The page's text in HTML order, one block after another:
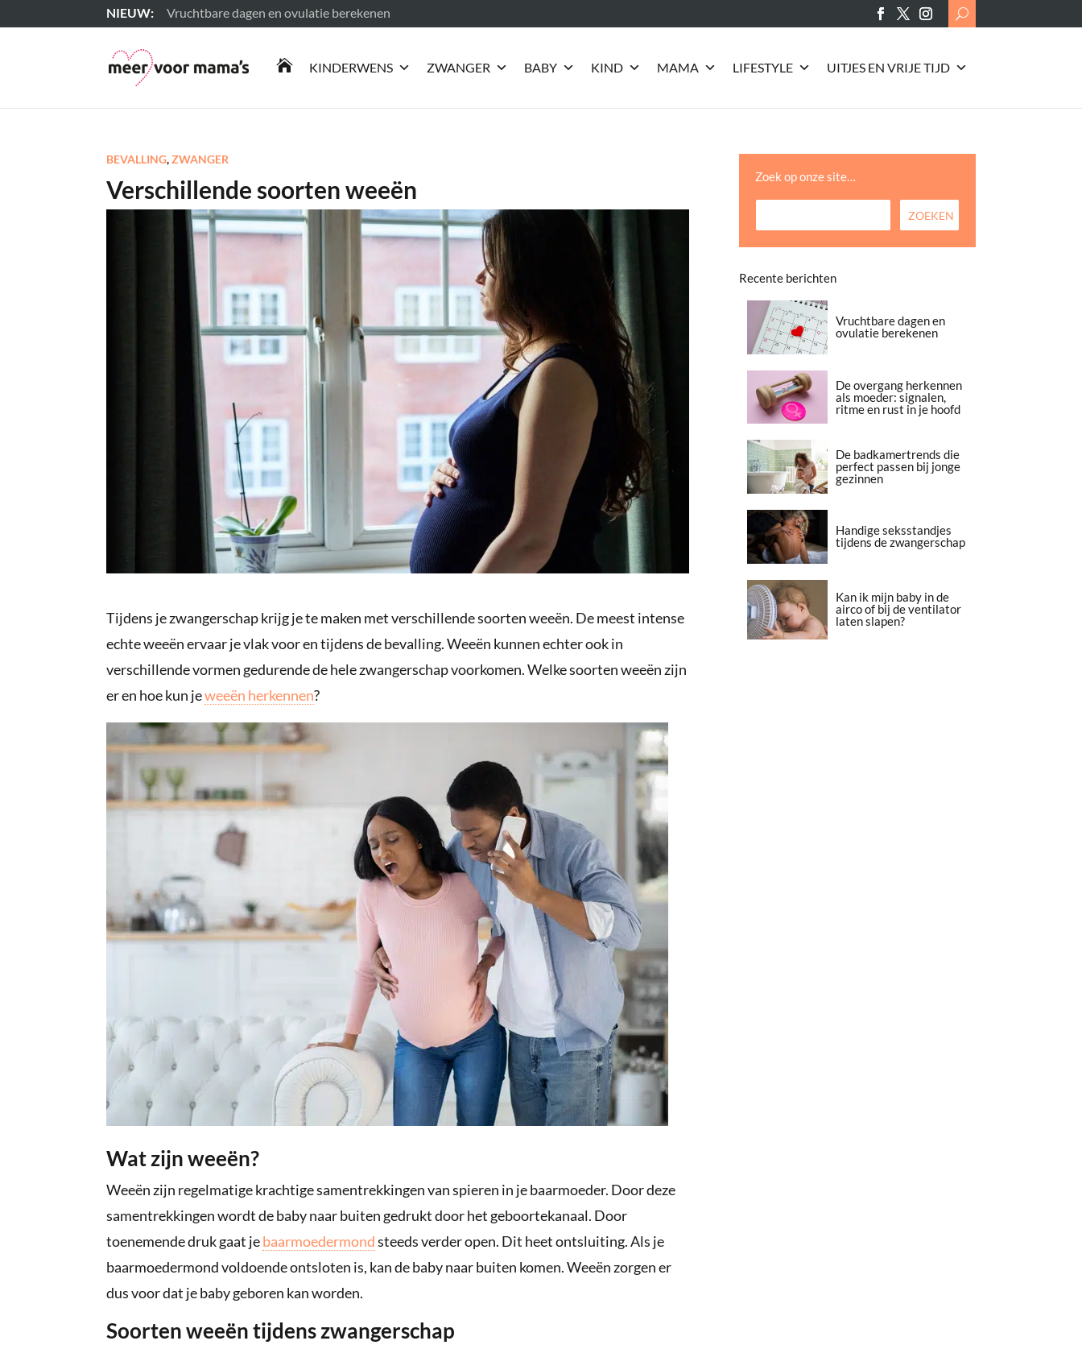
Vruchtbare dagen en ovulatie berekenen
Lees meer
Search
for:
 KINDERWENS ZWANGER BABY KIND MAMA LIFESTYLE UITJES EN VRIJE TIJD
BEVALLING,ZWANGER
Verschillende soorten weeën
Tijdens je zwangerschap krijg je te maken met verschillende soorten weeën. De meest intense
echte weeën ervaar je vlak voor en tijdens de bevalling. Weeën kunnen echter ook in
verschillende vormen gedurende de hele zwangerschap voorkomen. Welke soorten weeën zijn
er en hoe kun jeweeën herkennen?
Wat zijn weeën?
Weeën zijn regelmatige krachtige samentrekkingen van spieren in je baarmoeder. Door deze
samentrekkingen wordt de baby naar buiten gedrukt door het geboortekanaal. Door
toenemende druk gaat jebaarmoedermondsteeds verder open. Dit heet ontsluiting. Als je
baarmoedermond voldoende ontsloten is, kan de baby naar buiten komen. Weeën zorgen er
dus voor dat je baby geboren kan worden.
Soorten weeën tijdens zwangerschap
Zoek op onze site…
Recente berichten
Vruchtbare dagen en
ovulatie berekenen
De overgang herkennen
als moeder: signalen,
ritme en rust in je hoofd
De badkamertrends die
perfect passen bij jonge
gezinnen
Handige seksstandjes
tijdens de zwangerschap
Kan ik mijn baby in de
airco of bij de ventilator
laten slapen?